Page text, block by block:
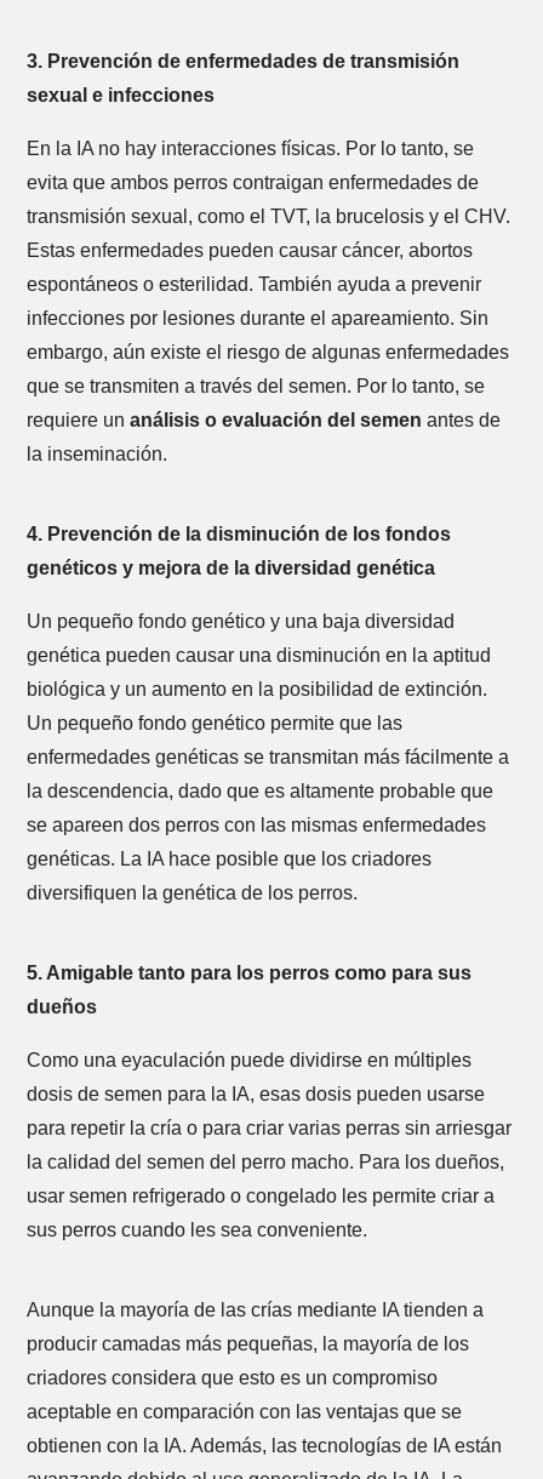
3. Prevención de enfermedades de transmisión
sexual e infecciones
En la IA no hay interacciones físicas. Por lo tanto, se
evita que ambos perros contraigan enfermedades de
transmisión sexual, como el TVT, la brucelosis y el CHV.
Estas enfermedades pueden causar cáncer, abortos
espontáneos o esterilidad. También ayuda a prevenir
infecciones por lesiones durante el apareamiento. Sin
embargo, aún existe el riesgo de algunas enfermedades
que se transmiten a través del semen. Por lo tanto, se
requiere unanálisis o evaluación del semen antes de
la inseminación.
4. Prevención de la disminución de los fondos
genéticos y mejora de la diversidad genética
Un pequeño fondo genético y una baja diversidad
genética pueden causar una disminución en la aptitud
biológica y un aumento en la posibilidad de extinción.
Un pequeño fondo genético permite que las
enfermedades genéticas se transmitan más fácilmente a
la descendencia, dado que es altamente probable que
se apareen dos perros con las mismas enfermedades
genéticas. La IA hace posible que los criadores
diversifiquen la genética de los perros.
5. Amigable tanto para los perros como para sus
dueños
Como una eyaculación puede dividirse en múltiples
dosis de semen para la IA, esas dosis pueden usarse
para repetir la cría o para criar varias perras sin arriesgar
la calidad del semen del perro macho. Para los dueños,
usar semen refrigerado o congelado les permite criar a
sus perros cuando les sea conveniente.
Aunque la mayoría de las crías mediante IA tienden a
producir camadas más pequeñas, la mayoría de los
criadores considera que esto es un compromiso
aceptable en comparación con las ventajas que se
obtienen con la IA. Además, las tecnologías de IA están